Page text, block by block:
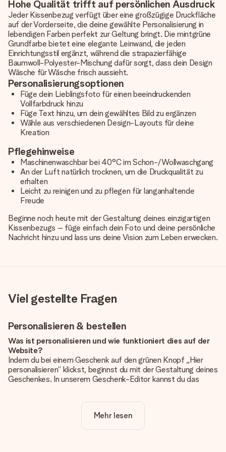
Hohe Qualität trifft auf persönlichen Ausdruck
Jeder Kissenbezug verfügt über eine großzügige Druckfläche
auf der Vorderseite, die deine gewählte Personalisierung in
lebendigen Farben perfekt zur Geltung bringt. Die mintgrüne
Grundfarbe bietet eine elegante Leinwand, die jeden
Einrichtungsstil ergänzt, während die strapazierfähige
Baumwoll-Polyester-Mischung dafür sorgt, dass dein Design
Wäsche für Wäsche frisch aussieht.
Personalisierungsoptionen
Füge dein Lieblingsfoto für einen beeindruckenden
Vollfarbdruck hinzu
Füge Text hinzu, um dein gewähltes Bild zu ergänzen
Wähle aus verschiedenen Design-Layouts für deine
Kreation
Pflegehinweise
Maschinenwaschbar bei 40°C im Schon-/Wollwaschgang
An der Luft natürlich trocknen, um die Druckqualität zu
erhalten
Leicht zu reinigen und zu pflegen für langanhaltende
Freude
Beginne noch heute mit der Gestaltung deines einzigartigen
Kissenbezugs – füge einfach dein Foto und deine persönliche
Nachricht hinzu und lass uns deine Vision zum Leben erwecken.
Viel gestellte Fragen
Personalisieren & bestellen
Was ist personalisieren und wie funktioniert dies auf der
Website?
Indem du bei einem Geschenk auf den grünen Knopf „Hier
personalisieren“ klickst, beginnst du mit der Gestaltung deines
Geschenkes. In unserem Geschenk-Editor kannst du das
noch eines unserer angebotenen Designs, um deinem
Geschenk die perfekte Ausstrahlung zu verleihen.
Mehr lesen